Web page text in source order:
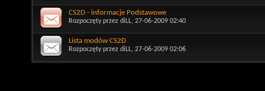
CS2D - informacje Podstawowe
Rozpoczęty przez diLL, 27-06-2009 02:40
Lista modów CS2D
Rozpoczęty przez diLL, 27-06-2009 02:06